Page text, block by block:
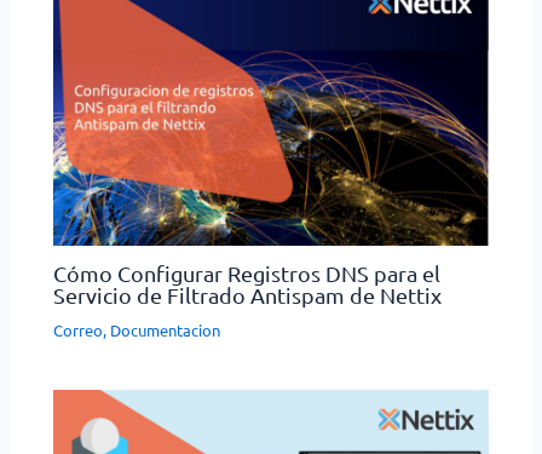
Cómo Configurar Registros DNS para el
Servicio de Filtrado Antispam de Nettix
Correo, Documentacion